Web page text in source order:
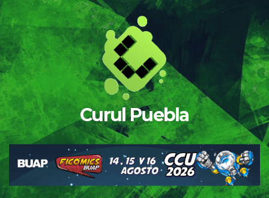
Saltar
al
contenido
Curul Puebla